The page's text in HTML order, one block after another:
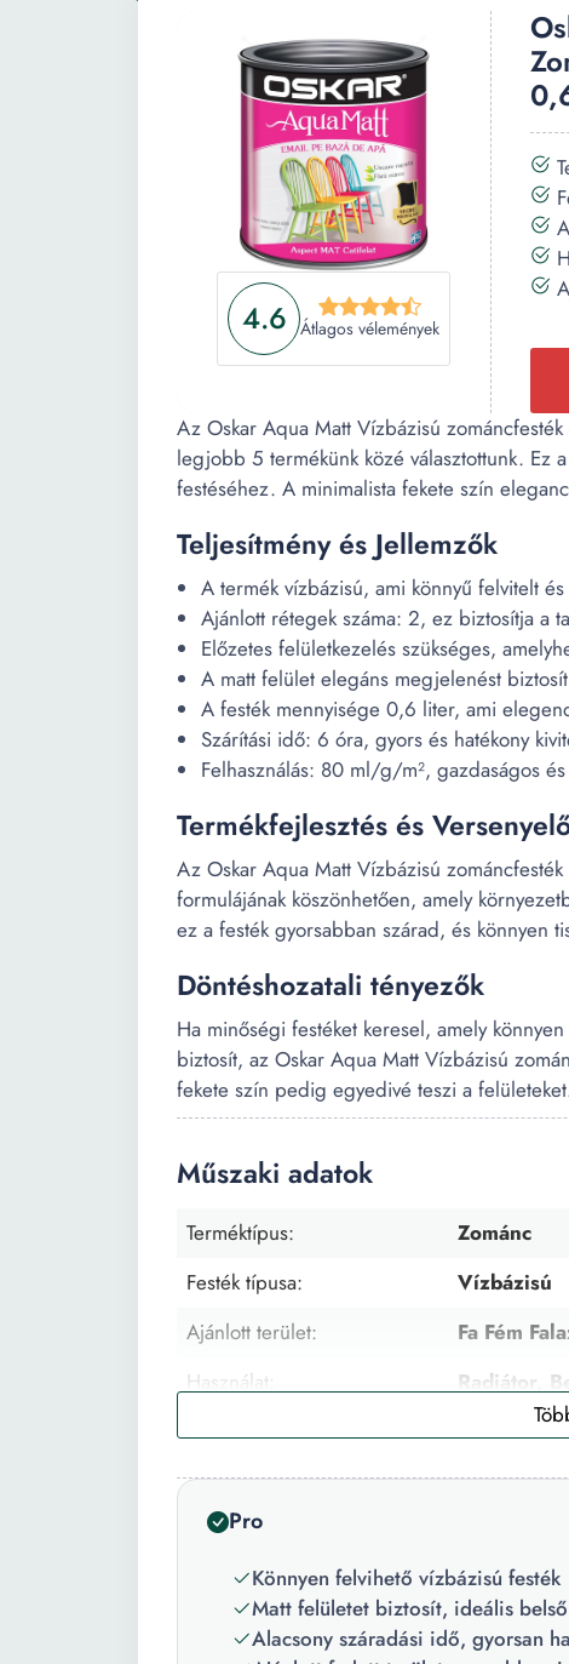
4.6 Átlagos vélemények
Az Oskar Aqua Matt Vízbázisú
legjobb 5 termékünk közé választottunk. Ez
festéséhez. A minimalista fekete szín
Teljesítmény és Jellemzők
A termék vízbázisú, ami könnyű felvitelt
Ajánlott rétegek száma: 2, ez biztosítja a
Előzetes felületkezelés szükséges,
A matt felület elegáns megjelenést
A festék mennyisége 0,6 liter, ami
Szárítási idő: 6 óra, gyors és hatékony
Felhasználás: 80 ml/g/m², gazdaságos
Termékfejlesztés és
Az Oskar Aqua Matt Vízbázisú
formulájának köszönhetően, amely
ez a festék gyorsabban szárad, és könnyen
Döntéshozatali tényezők
Ha minőségi festéket keresel, amely
biztosít, az Oskar Aqua Matt Vízbázisú
fekete szín pedig egyedivé teszi a
Műszaki adatok
Terméktípus:
Zománc
Festék típusa:
Vízbázisú
Ajánlott terület:
Fa Fém
Használat:
Radiátor,
Ajánlott rétegek száma:
2
Előzetes felületkezelés:
Igen
Felületkezelés típusa:
Felület:
Matt
Fekete
Pro
Könnyen felvihető vízbázisú festék
Matt felületet biztosít, ideális
Alacsony száradási idő, gyorsan